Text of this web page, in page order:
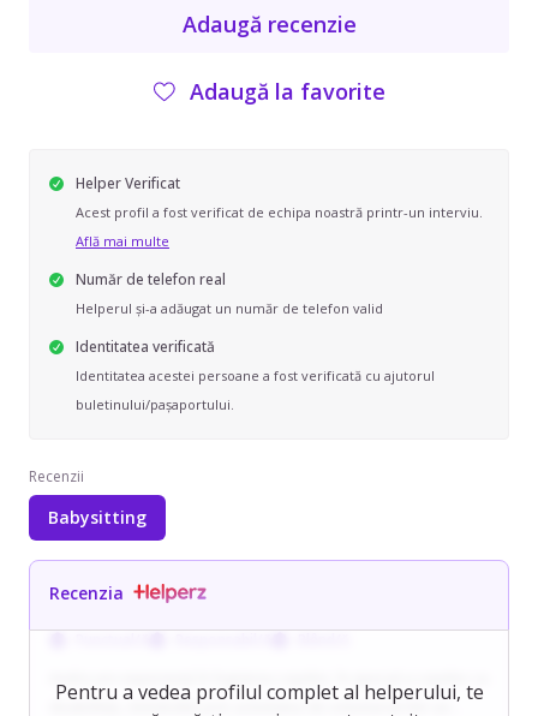
Adaugă recenzie
Adaugă la favorite
Helper Verificat
Acest profil a fost verificat de echipa noastră printr-un interviu.
Află mai multe
Număr de telefon real
Helperul și-a adăugat un număr de telefon valid
Identitatea verificată
Identitatea acestei persoane a fost verificată cu ajutorul
buletinului/pașaportului.
Recenzii
Babysitting
Pentru a vedea profilul complet al helperului, te
Recenzia
dizabilități, dobândită prin activitatea de voluntariat într-un